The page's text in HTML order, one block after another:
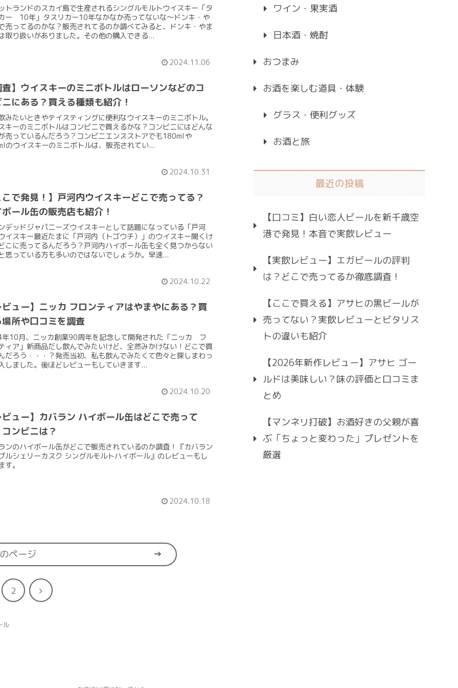
トランドのスカイ島で生産されるシングルモルトウイスキー「タ
ー 10年」タスリカー10年なかなか売ってないな～ドンキ・や
売ってるのかな？販売されてるのか調べてみると、ドンキ・やま
取り扱いがありました。その他の購入できる...
2024.11.06
】ウイスキーのミニボトルはローソンなどのコ
にある？買える種類も紹介！
みたいときやテイスティングに便利なウイスキーのミニボトル。
キーのミニボトルはコンビニで買えるかな？コンビニにはどんな
売っているんだろう？コンビニエンスストアでも180mlや
のウイスキーのミニボトルは、販売されてい...
2024.10.31
で発見！】戸河内ウイスキーどこで売ってる？
ール缶の販売店も紹介！
デッドジャパニーズウイスキーとして話題になっている「戸河
イスキー最近たまに「戸河内（トゴウチ）」のウイスキー聞くけ
こに売ってるんだろう？戸河内ハイボール缶も全く見つからない
思っている方も多いのではないでしょうか。早速...
2024.10.22
ュー】ニッカ フロンティアはやまやにある？買
所や口コミを調査
10月、ニッカ創業90周年を記念して開発された「ニッカ フ
ィア」新商品だし飲んでみたいけど、全然みかけない！どこで買
だろう・・・？発売当初、私も飲んでみたくて色々と探しまわっ
しました。後ほどレビューもしていきます...
2024.10.20
ュー】カバラン ハイボール缶はどこで売って
ンビニは？
ンのハイボール缶がどこで販売されているのか調査！『カバラン
ルシェリーカスク シングルモルトハイボール』のレビューもし
す。
2024.10.18
ページ
2
次
ル
ワイン・果実酒
日本酒・焼酎
おつまみ
お酒を楽しむ道具・体験
グラス・便利グッズ
お酒と旅
最近の投稿
【口コミ】白い恋人ビールを新千歳空
港で発見！本音で実飲レビュー
【実飲レビュー】エガビールの評判
は？どこで売ってるか徹底調査！
【ここで買える】アサヒの黒ビールが
売ってない？実飲レビューとビタリス
トの違いも紹介
【2026年新作レビュー】アサヒ ゴー
ルドは美味しい？味の評価と口コミま
とめ
【マンネリ打破】お酒好きの父親が喜
ぶ「ちょっと変わった」プレゼントを
厳選